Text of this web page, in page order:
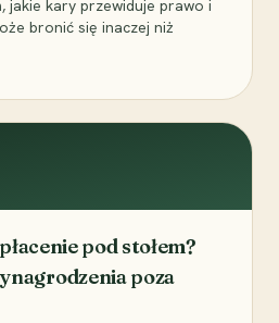
jakie kary przewiduje prawo i
bronić się inaczej niż
pod stołem?
poza